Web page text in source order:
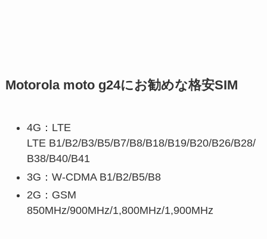
Motorola moto g24にお勧めな格安SIM
4G：LTE
LTE B1/B2/B3/B5/B7/B8/B18/B19/B20/B26/B28/
B38/B40/B41
3G： W-CDMA B1/B2/B5/B8
2G： GSM
850MHz/900MHz/1,800MHz/1,900MHz